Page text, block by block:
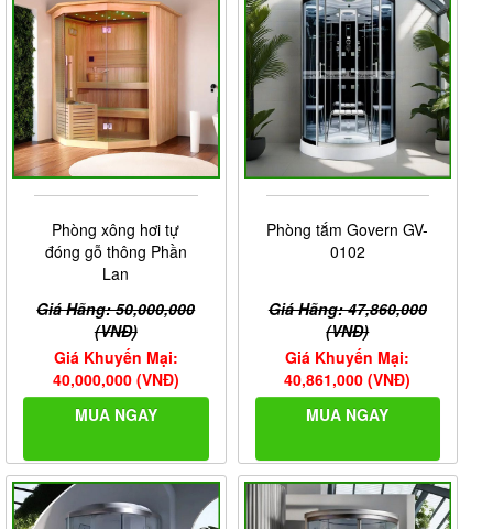
Phòng xông hơi tự
đóng gỗ thông Phần
Lan
Giá Hãng: 50,000,000
(VNĐ)
Giá Khuyến Mại:
40,000,000 (VNĐ)
MUA NGAY
Phòng tắm Govern GV-
0102
Giá Hãng: 47,860,000
(VNĐ)
Giá Khuyến Mại:
40,861,000 (VNĐ)
MUA NGAY